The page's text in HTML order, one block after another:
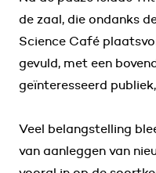
de zaal, die ondanks
Science Café
gevuld, met een
geïnteresseerd
Veel belangstelling
van aanleggen van